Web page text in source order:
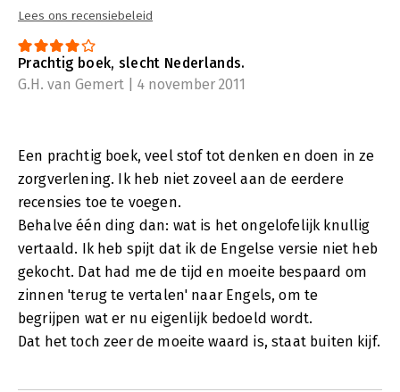
Lees ons recensiebeleid
Prachtig boek, slecht Nederlands.
G.H. van Gemert | 4 november 2011
Een prachtig boek, veel stof tot denken en doen in ze
zorgverlening. Ik heb niet zoveel aan de eerdere
recensies toe te voegen.
Behalve één ding dan: wat is het ongelofelijk knullig
vertaald. Ik heb spijt dat ik de Engelse versie niet heb
gekocht. Dat had me de tijd en moeite bespaard om
zinnen 'terug te vertalen' naar Engels, om te
begrijpen wat er nu eigenlijk bedoeld wordt.
Dat het toch zeer de moeite waard is, staat buiten kijf.